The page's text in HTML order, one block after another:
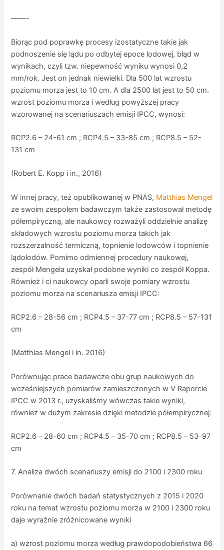
——-
Biorąc pod poprawkę procesy izostatyczne takie jak
podnoszenie się lądu po odbytej epoce lodowej, błąd w
wynikach, czyli tzw. niepewność wyniku wynosi 0,2
mm/rok. Jest on jednak niewielki. Dla 500 lat wzrostu
poziomu morza jest to 10 cm. A dla 2500 lat jest to 50 cm.
wzrost poziomu morza i według powyższej pracy
wzorowanej na scenariuszach emisji IPCC, wynosi:
RCP2.6 – 24-61 cm ; RCP4.5 – 33-85 cm ; RCP8.5 – 52-
131 cm
(Robert E. Kopp i in., 2016)
W innej pracy, też opublikowanej w PNAS, Matthias Mengel
ze swoim zespołem badawczym także zastosował metodę
półempiryczną, ale naukowcy rozważyli oddzielnie analizę
składowych wzrostu poziomu morza takich jak
rozszerzalność termiczną, topnienie lodowców i topnienie
lądolodów. Pomimo odmiennej procedury naukowej,
zespół Mengela uzyskał podobne wyniki co zespół Koppa.
Również i ci naukowcy oparli swoje pomiary wzrostu
poziomu morza na scenariusza emisji IPCC:
RCP2.6 – 28-56 cm ; RCP4.5 – 37-77 cm ; RCP8.5 – 57-131
cm
(Matthias Mengel i in. 2016)
Porównując prace badawcze obu grup naukowych do
wcześniejszych pomiarów zamieszczonych w V Raporcie
IPCC w 2013 r., uzyskaliśmy wówczas takie wyniki,
również w dużym zakresie dzięki metodzie półempirycznej:
RCP2.6 – 28-60 cm ; RCP4.5 – 35-70 cm ; RCP8.5 – 53-97
cm
7. Analiza dwóch scenariuszy emisji do 2100 i 2300 roku
Porównanie dwóch badań statystycznych z 2015 i 2020
roku na temat wzrostu poziomu morza w 2100 i 2300 roku
daje wyraźnie zróżnicowane wyniki
a) wzrost poziomu morza według prawdopodobieństwa 66